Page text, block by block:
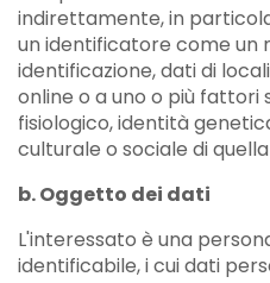
indirettamente, in
un identificatore come un
identificazione, dati di
online o a uno o più fattori
fisiologico, identità
culturale o sociale di
b. Oggetto dei dati
L'interessato è una
identificabile, i cui dati